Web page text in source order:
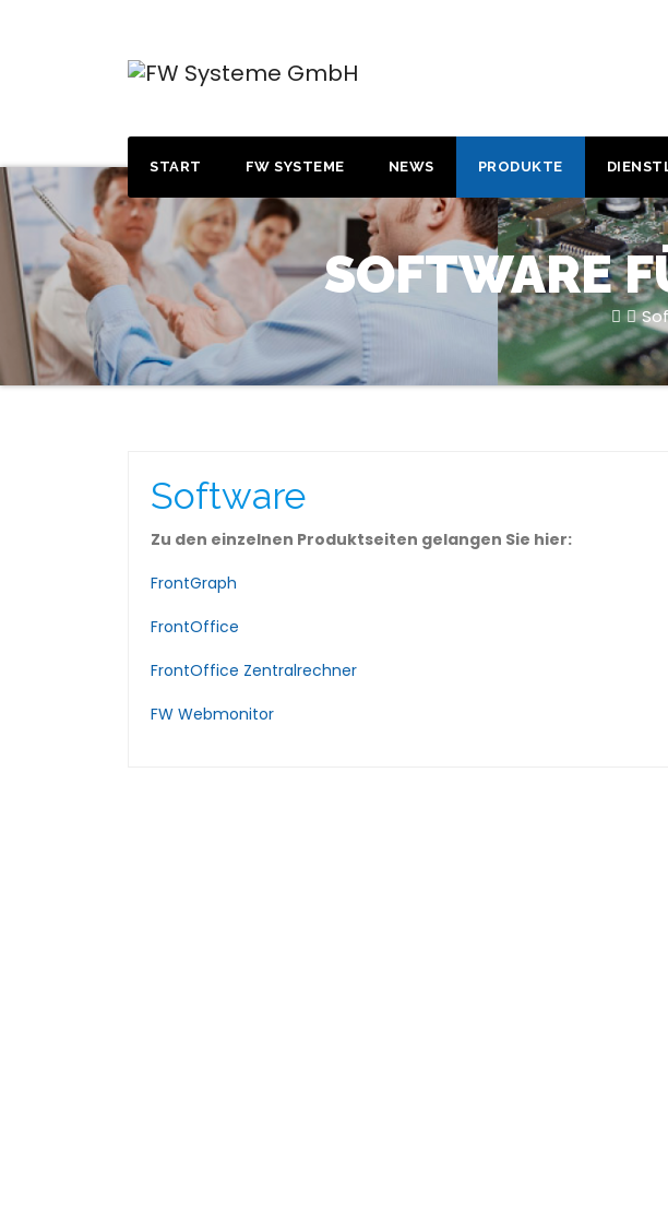
START FW SYSTEME NEWS PRODUKTE
SOFTWARE
Software
Zu den einzelnen Produktseiten gelangen Sie hier:
FrontGraph
FrontOffice
FrontOffice Zentralrechner
FW Webmonitor